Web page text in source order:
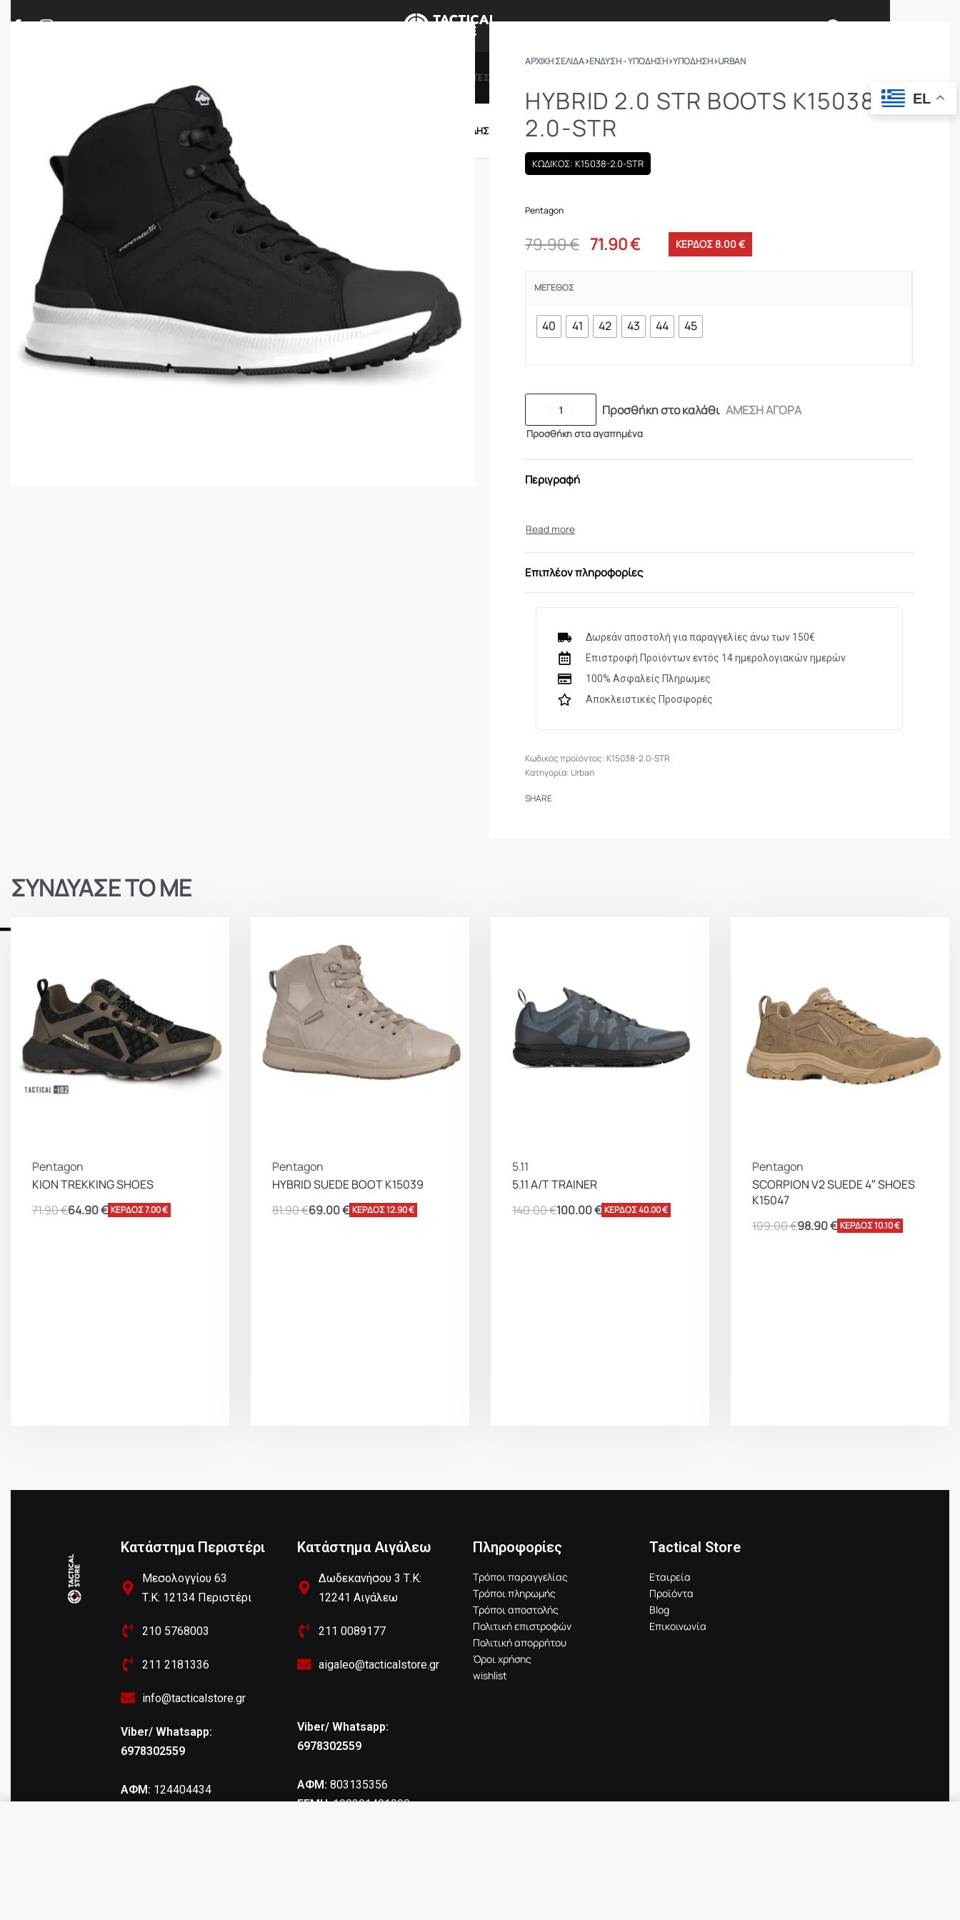
ΔΩΡΟΚΑΡΤΕΣ
ΟΠΛΑ – ΚΥΝΗΓΙ – ΣΚΟΠΟΒΟΛΗ ΕΝΔΥΣΗ – ΥΠΟΔΗΣΗ ΕΞΟΠΛΙΣΜΟΣ
ΑΡΧΙΚΉ ΣΕΛΊΔΑ›ΕΝΔΥΣΗ - ΥΠΟΔΗΣΗ›ΥΠΟΔΗΣΗ›URBAN
HYBRID 2.0 STR BOOTS K15038-
2.0-STR
ΚΩΔΙΚΟΣ: K15038-2.0-STR
Pentagon
79.90€ 71.90€ ΚΕΡΔΟΣ 8.00 €
ΜΈΓΕΘΟΣ
40 41 42 43 44 45
Προσθήκη στο καλάθι ΑΜΕΣΗ ΑΓΟΡΑ
Προσθήκη στα αγαπημένα
Περιγραφή
Επιπλέον πληροφορίες
Δωρεάν αποστολή για παραγγελίες άνω των 150€
Επιστροφή Προϊόντων εντός 14 ημερολογιακών ημερών
100% Ασφαλείς Πληρωμες
Αποκλειστικές Προσφορές
K15038-2.0-STR
Κατηγορία: Urban
SHARE
ΣΥΝΔΥΑΣΕ ΤΟ ΜΕ
Pentagon
KION TREKKING SHOES
71.90€64.90€ ΚΕΡΔΟΣ 7.00 €
Pentagon
HYBRID SUEDE BOOT K15039
81.90€69.00€ ΚΕΡΔΟΣ 12.90 €
5.11
5.11 A/T TRAINER
140.00€100.00€ ΚΕΡΔΟΣ 40.00 €
Pentagon
SCORPION V2 SUEDE 4″ SHOES
K15047
109.00€98.90€ ΚΕΡΔΟΣ 10.10 €
Κατάστημα Περιστέρι
Μεσολογγίου 63
Τ.Κ: 12134 Περιστέρι
210 5768003
211 2181336
info@tacticalstore.gr
Viber/ Whatsapp:
6978302559
ΑΦΜ: 124404434
Κατάστημα Αιγάλεω
Δωδεκανήσου 3 Τ.Κ:
12241 Αιγάλεω
211 0089177
aigaleo@tacticalstore.gr
Viber/ Whatsapp:
6978302559
ΑΦΜ: 803135356
ΓΕΜΗ: 190391401000
Πληροφορίες
Τρόποι παραγγελίας
Τρόποι πληρωμής
Τρόποι αποστολής
Πολιτική επιστροφών
Πολιτική απορρήτου
Όροι χρήσης
wishlist
Tactical Store
Εταιρεία
Προϊόντα
Blog
Επικοινωνία
EL